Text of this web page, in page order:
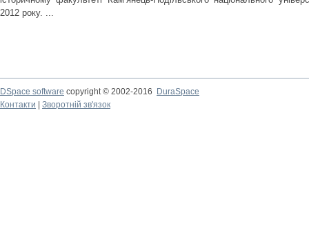
2012 року. ...
DSpace software copyright © 2002-2016
DuraSpace
Контакти
Зворотній зв'язок